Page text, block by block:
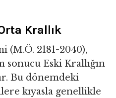
Krallık
(M.Ö. 2181-2040),
sonucu Eski Krallığın
Bu dönemdeki
kıyasla genellikle